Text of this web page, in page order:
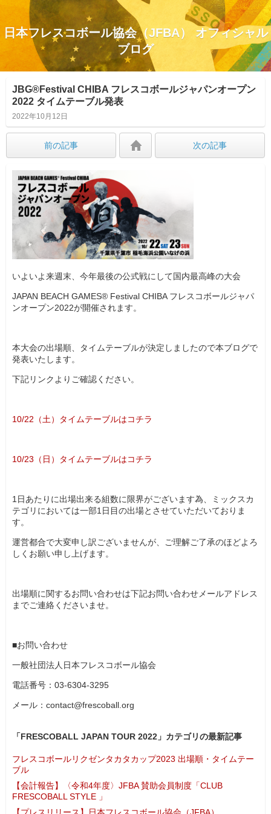
日本フレスコボール協会（JFBA） オフィシャル
ブログ
JBG®Festival CHIBA フレスコボールジャパンオープン
2022 タイムテーブル発表
2022年10月12日
前の記事 次の記事
いよいよ来週末、今年最後の公式戦にして国内最高峰の大会
JAPAN BEACH GAMES® Festival CHIBA フレスコボールジャパ
ンオープン2022が開催されます。
本大会の出場順、タイムテーブルが決定しましたので本ブログで
発表いたします。
下記リンクよりご確認ください。
10/22（土）タイムテーブルはコチラ
10/23（日）タイムテーブルはコチラ
1日あたりに出場出来る組数に限界がございます為、ミックスカ
テゴリにおいては一部1日目の出場とさせていただいておりま
す。
運営都合で大変申し訳ございませんが、ご理解ご了承のほどよろ
しくお願い申し上げます。
出場順に関するお問い合わせは下記お問い合わせメールアドレス
までご連絡くださいませ。
■お問い合わせ
一般社団法人日本フレスコボール協会
電話番号：03-6304-3295
メール：contact@frescoball.org
「FRESCOBALL JAPAN TOUR 2022」カテゴリの最新記事
フレスコボールリクゼンタカタカップ2023 出場順・タイムテー
ブル
【会計報告】〈令和4年度〉JFBA 賛助会員制度「CLUB
FRESCOBALL STYLE 」